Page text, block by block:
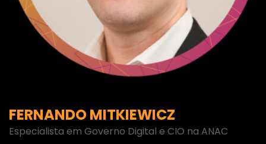
FERNANDO MITKIEWICZ
Especialista em Governo Digital e CIO na ANAC